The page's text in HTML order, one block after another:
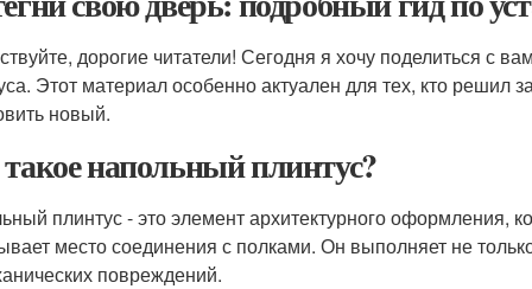
дорогие читатели! Сегодня я хочу поделиться с
Этот материал особенно актуален для тех, кто решил
новый.
напольный плинтус?
плинтус - это элемент архитектурного оформления,
место соединения с полками. Он выполняет не
повреждений.